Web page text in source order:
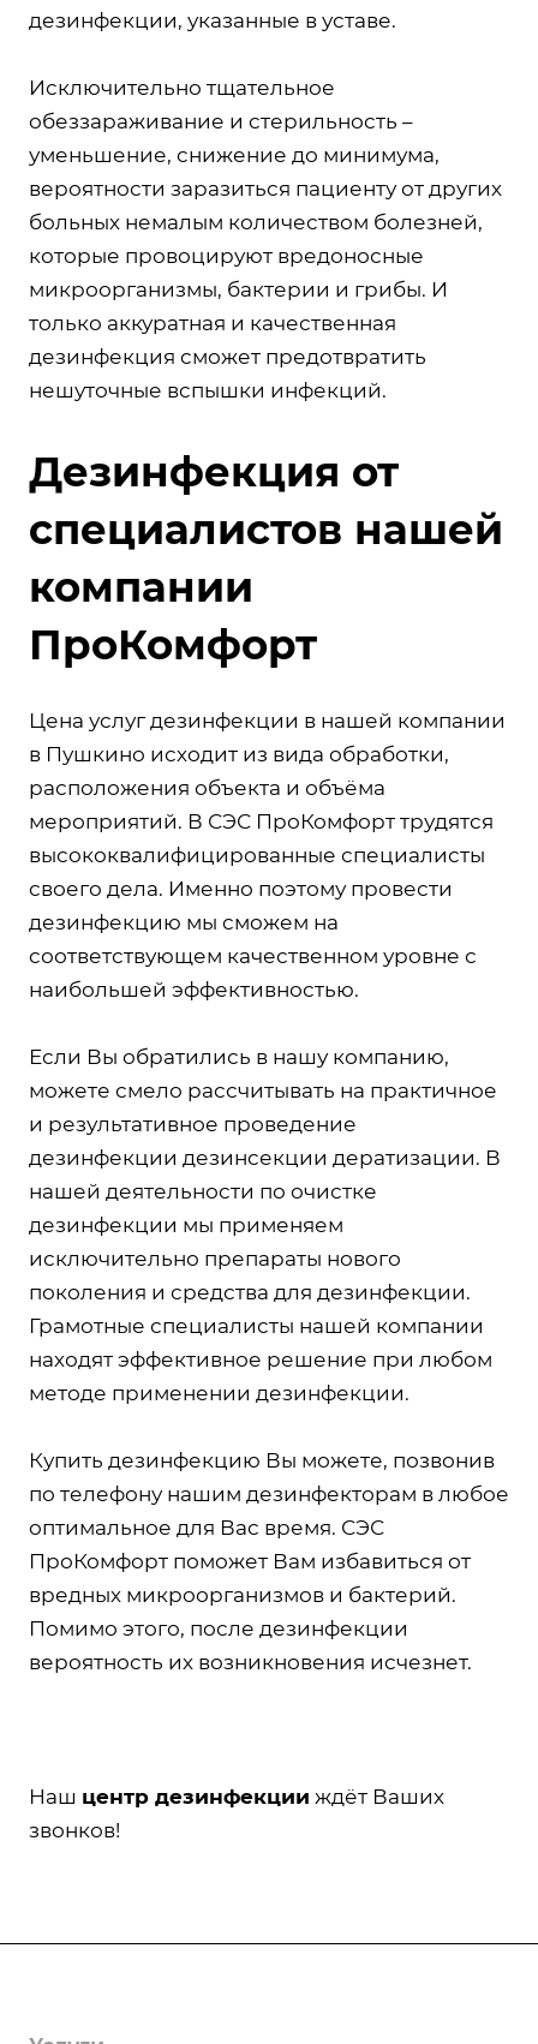
дезинфекции, указанные в уставе.
Исключительно тщательное
обеззараживание и стерильность –
уменьшение, снижение до минимума,
вероятности заразиться пациенту от других
больных немалым количеством болезней,
которые провоцируют вредоносные
микроорганизмы, бактерии и грибы. И
только аккуратная и качественная
дезинфекция сможет предотвратить
нешуточные вспышки инфекций.
Дезинфекция от
специалистов нашей
компании
ПроКомфорт
Цена услуг дезинфекции в нашей компании
в Пушкино исходит из вида обработки,
расположения объекта и объёма
мероприятий. В СЭС ПроКомфорт трудятся
высококвалифицированные специалисты
своего дела. Именно поэтому провести
дезинфекцию мы сможем на
соответствующем качественном уровне с
наибольшей эффективностью.
Если Вы обратились в нашу компанию,
можете смело рассчитывать на практичное
и результативное проведение
дезинфекции дезинсекции дератизации. В
нашей деятельности по очистке
дезинфекции мы применяем
исключительно препараты нового
поколения и средства для дезинфекции.
Грамотные специалисты нашей компании
находят эффективное решение при любом
методе применении дезинфекции.
Купить дезинфекцию Вы можете, позвонив
по телефону нашим дезинфекторам в любое
оптимальное для Вас время. СЭС
ПроКомфорт поможет Вам избавиться от
вредных микроорганизмов и бактерий.
Помимо этого, после дезинфекции
вероятность их возникновения исчезнет.
Наш центр дезинфекции ждёт Ваших
звонков!